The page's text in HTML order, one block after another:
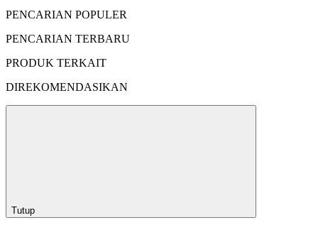
PENCARIAN POPULER
PENCARIAN TERBARU
PRODUK TERKAIT
DIREKOMENDASIKAN
Tutup